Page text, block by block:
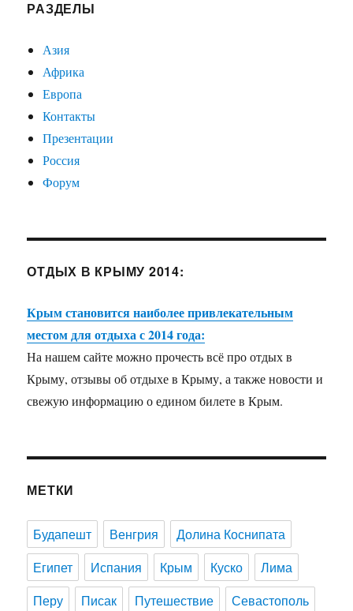
РАЗДЕЛЫ
Азия
Африка
Европа
Контакты
Презентации
Россия
Форум
ОТДЫХ В КРЫМУ 2014:
Крым становится наиболее привлекательным
местом для отдыха с 2014 года:
На нашем сайте можно прочесть всё про отдых в
Крыму, отзывы об отдыхе в Крыму, а также новости и
свежую информацию о едином билете в Крым.
МЕТКИ
Будапешт Венгрия
Долина Коснипата
Египет
Испания Крым Куско
Лима
Перу
Писак Путешествие
Севастополь